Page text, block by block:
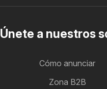
Únete a nuestros
Cómo anunciar
Zona B2B